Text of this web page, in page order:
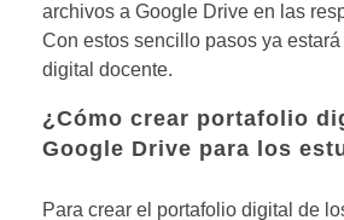
archivos a Google Drive en las
Con estos sencillo pasos ya
digital docente.
¿Cómo crear portafolio
Google Drive para los
Para crear el portafolio digital de